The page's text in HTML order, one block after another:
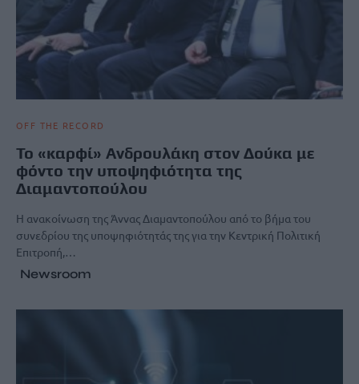
OFF THE RECORD
Το «καρφί» Ανδρουλάκη στον Δούκα με
φόντο την υποψηφιότητα της
Διαμαντοπούλου
Η ανακοίνωση της Άννας Διαμαντοπούλου από το βήμα του
συνεδρίου της υποψηφιότητάς της για την Κεντρική Πολιτική
Επιτροπή,…
Newsroom